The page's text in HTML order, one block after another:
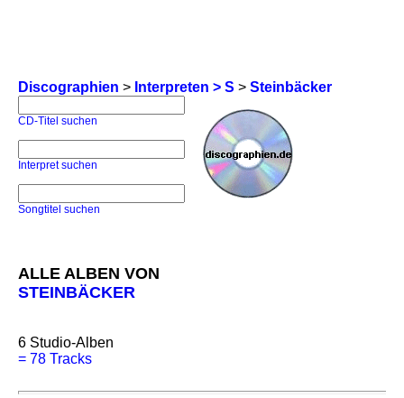
Discographien > Interpreten > S > Steinbäcker
CD-Titel suchen
Interpret suchen
Songtitel suchen
ALLE ALBEN VON
STEINBÄCKER
6 Studio-Alben
= 78 Tracks